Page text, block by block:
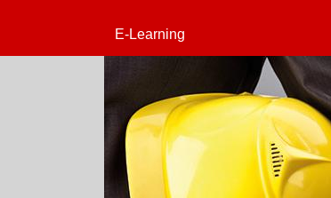
E-Learning